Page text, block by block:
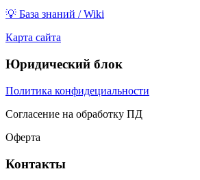
💡 База знаний / Wiki
Карта сайта
Юридический блок
Политика конфидециальности
Согласение на обработку ПД
Оферта
Контакты